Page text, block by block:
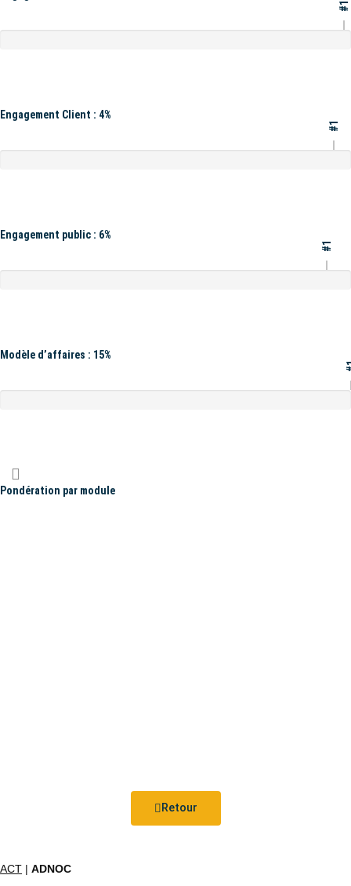
#1
Engagement Client : 4%
#1
Engagement public : 6%
#1
Modèle d’affaires : 15%
Pondération par module
Retour
ACT | ADNOC